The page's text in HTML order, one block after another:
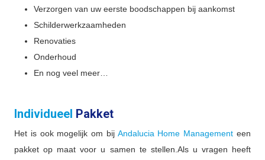
Verzorgen van uw eerste boodschappen bij aankomst
Schilderwerkzaamheden
Renovaties
Onderhoud
En nog veel meer…
Individueel Pakket
Het is ook mogelijk om bij Andalucia Home Management een
pakket op maat voor u samen te stellen.Als u vragen heeft